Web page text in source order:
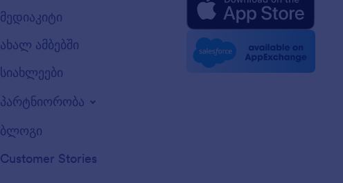
მედიაკიტი
ახალ ამბებში
სიახლეები
პარტნიორობა
ბლოგი
Customer Stories